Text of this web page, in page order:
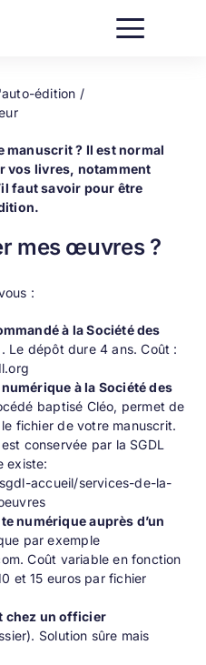
édition
manuscrit ? Il est normal
vos livres, notamment
faut savoir pour être
.
mes œuvres ?
:
à la Société des
Le dépôt dure 4 ans. Coût :
à la Société des
baptisé Cléo, permet de
fichier de votre manuscrit.
conservée par la SGDL
existe:
accueil/services-de-la-
numérique auprès d’un
par exemple
. Coût variable en fonction
et 15 euros par fichier
chez un officier
Solution sûre mais